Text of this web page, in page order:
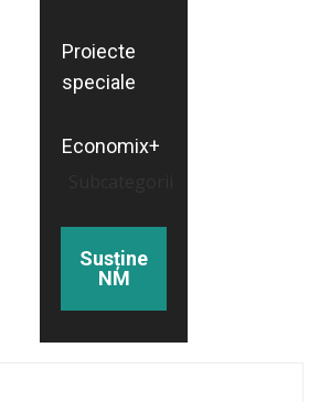
Proiecte
speciale
Economix+
Susține
NM